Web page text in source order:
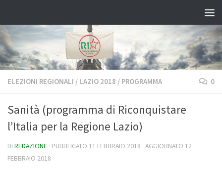
ELEZIONI REGIONALI / LAZIO 2018 / PROGRAMMA 0
Sanità (programma di Riconquistare
l’Italia per la Regione Lazio)
DI REDAZIONE · PUBBLICATO 11 FEBBRAIO 2018 · AGGIORNATO 12
FEBBRAIO 2018